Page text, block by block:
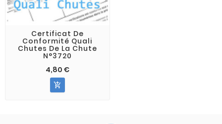
Certificat De
Conformité Quali
Chutes De La Chute
N°3720
4,80 €
